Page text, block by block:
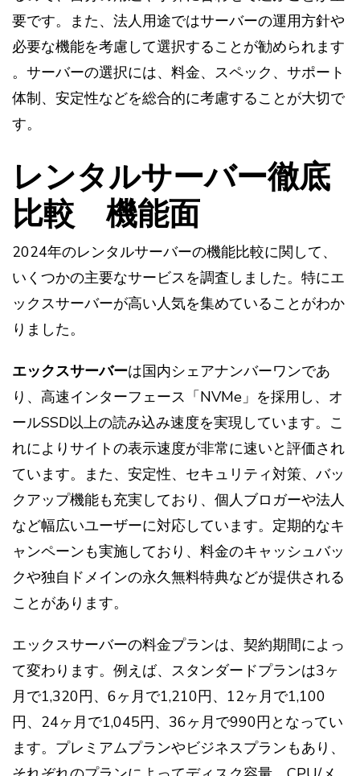
要です。また、法人用途ではサーバーの運用方針や
必要な機能を考慮して選択することが勧められます​​
。サーバーの選択には、料金、スペック、サポート
体制、安定性などを総合的に考慮することが大切で
す。
レンタルサーバー徹底
比較 機能面
2024年のレンタルサーバーの機能比較に関して、
いくつかの主要なサービスを調査しました。特にエ
ックスサーバーが高い人気を集めていることがわか
りました。
エックスサーバーは国内シェアナンバーワンであ
り、高速インターフェース「NVMe」を採用し、オ
ールSSD以上の読み込み速度を実現しています。こ
れによりサイトの表示速度が非常に速いと評価され
ています。また、安定性、セキュリティ対策、バッ
クアップ機能も充実しており、個人ブロガーや法人
など幅広いユーザーに対応しています。定期的なキ
ャンペーンも実施しており、料金のキャッシュバッ
クや独自ドメインの永久無料特典などが提供される
ことがあります。
エックスサーバーの料金プランは、契約期間によっ
て変わります。例えば、スタンダードプランは3ヶ
月で1,320円、6ヶ月で1,210円、12ヶ月で1,100
円、24ヶ月で1,045円、36ヶ月で990円となってい
ます。プレミアムプランやビジネスプランもあり、